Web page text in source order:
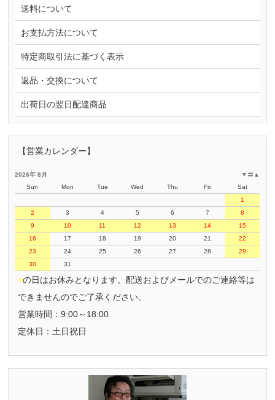
送料について
お支払方法について
特定商取引法に基づく表示
返品・交換について
出荷日の翌日配達商品
【営業カレンダー】
▲
〓
▼
2026年 8月
Sun
Mon Tue Wed Thu Fri
Sat
1
2
3 4 5 6 7
8
9
10 11 12 13 14
15
16
17 18 19 20 21
22
23
24 25 26 27 28
29
30
31
■の日はお休みとなります。配送およびメールでのご連絡等は
できませんのでご了承ください。
営業時間：9:00～18:00
定休日：土日祝日